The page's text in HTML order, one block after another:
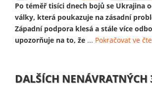
Po téměř tisíci dnech bojů se Ukrajina
války, která poukazuje na zásadní
Západní podpora klesá a stále více
upozorňuje na to, že ... Pokračovat ve
DALŠÍCH NENÁVRATNÝCH